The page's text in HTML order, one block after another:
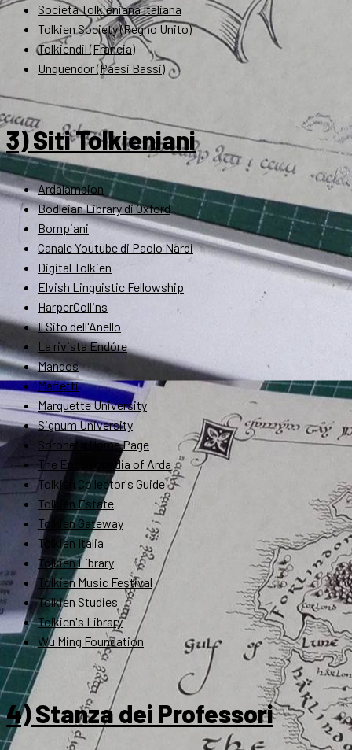
Società Tolkieniana Italiana
Tolkien Society (Regno Unito)
Tolkiendil (Francia)
Unquendor (Paesi Bassi)
3) Siti Tolkieniani
Ardalambion
Bodleian Library di Oxford
Bompiani
Canale Youtube di Paolo Nardi
Digital Tolkien
Elvish Linguistic Fellowship
HarperCollins
Il Sito dell'Anello
La rivista Endóre
Mandos
Marietti
Marquette University
Signum University
Soronel's Home Page
The Encyclopedia of Arda
Tolkien Collector's Guide
Tolkien Estate
Tolkien Gateway
Tolkien Italia
Tolkien Library
Tolkien Music Festival
Tolkien Studies
Tolkien's Library
Wu Ming Foundation
4) Stanza dei Professori